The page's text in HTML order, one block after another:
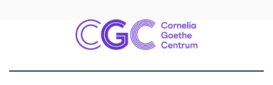
Inhalt